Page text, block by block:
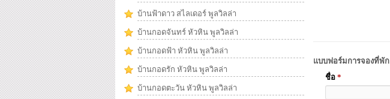
แบบฟอร์มการจองที่พัก
ชื่อ *
บ้านฟ้าดาว สไลเดอร์ พูลวิลล่า
บ้านกอดจันทร์ หัวหิน พูลวิลล่า
บ้านกอดฟ้า หัวหิน พูลวิลล่า
บ้านกอดรัก หัวหิน พูลวิลล่า
บ้านกอดตะวัน หัวหิน พูลวิลล่า